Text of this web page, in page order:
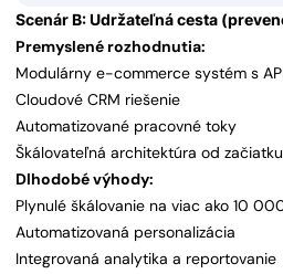
Scenár B: Udržateľná cesta
Premyslené rozhodnutia:
Modulárny e-commerce systém s
Cloudové CRM riešenie
Automatizované pracovné toky
Škálovateľná architektúra od začiatku
Dlhodobé výhody:
Plynulé škálovanie na viac ako 10
Automatizovaná personalizácia
Integrovaná analytika a reportovanie